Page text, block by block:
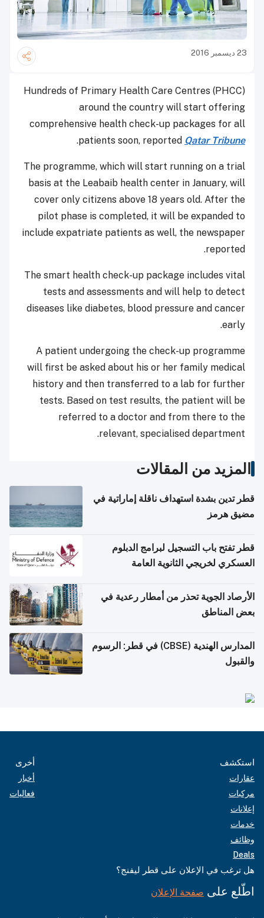
23 ديسمبر 2016
Hundreds of Primary Health Care Centres (PHCC)
around the country will start offering
comprehensive health check-up packages for all
patients soon, reported Qatar Tribune
.
The programme, which will start running on a trial
basis at the Leabaib health center in January, will
cover only citizens above 18 years old. After the
pilot phase is completed, it will be expanded to
include expatriate patients as well, the newspaper
reported.
The smart health check-up package includes vital
tests and assessments and will help to detect
diseases like diabetes, blood pressure and cancer
early.
A patient undergoing the check-up programme
will first be asked about his or her family medical
history and then transferred to a lab for further
tests. Based on test results, the patient will be
referred to a doctor and from there to the
relevant, specialised department.
المزيد من المقالات
قطر تدين بشدة استهداف ناقلة إماراتية في
مضيق هرمز
قطر تفتح باب التسجيل لبرامج الدبلوم
العسكري لخريجي الثانوية العامة
الأرصاد الجوية تحذر من أمطار رعدية في
بعض المناطق
المدارس الهندية (CBSE) في قطر: الرسوم
والقبول
استكشف
عقارات
مركبات
إعلانات
خدمات
وظائف
Deals
أخرى
أخبار
فعاليات
هل ترغب في الإعلان على قطر ليفنج؟
اطّلع على صفحة الإعلان